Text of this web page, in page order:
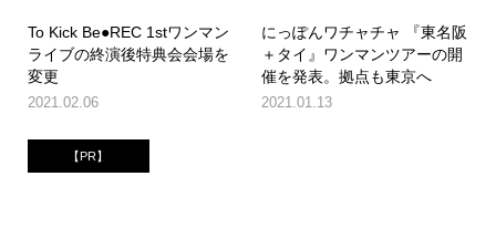
To Kick Be●REC 1stワンマン
ライブの終演後特典会会場を
変更
2021.02.06
にっぽんワチャチャ 『東名阪
＋タイ』ワンマンツアーの開
催を発表。拠点も東京へ
2021.01.13
【PR】